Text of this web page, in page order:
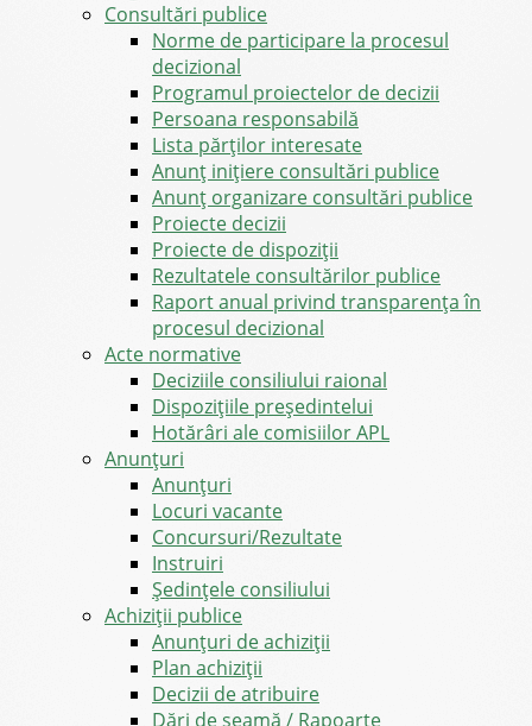
Consultări publice
Norme de participare la procesul
decizional
Programul proiectelor de decizii
Persoana responsabilă
Lista părților interesate
Anunț inițiere consultări publice
Anunț organizare consultări publice
Proiecte decizii
Proiecte de dispoziții
Rezultatele consultărilor publice
Raport anual privind transparenţa în
procesul decizional
Acte normative
Deciziile consiliului raional
Dispozițiile președintelui
Hotărâri ale comisiilor APL
Anunţuri
Anunţuri
Locuri vacante
Concursuri/Rezultate
Instruiri
Şedinţele consiliului
Achiziții publice
Anunțuri de achiziții
Plan achiziții
Decizii de atribuire
Dări de seamă / Rapoarte